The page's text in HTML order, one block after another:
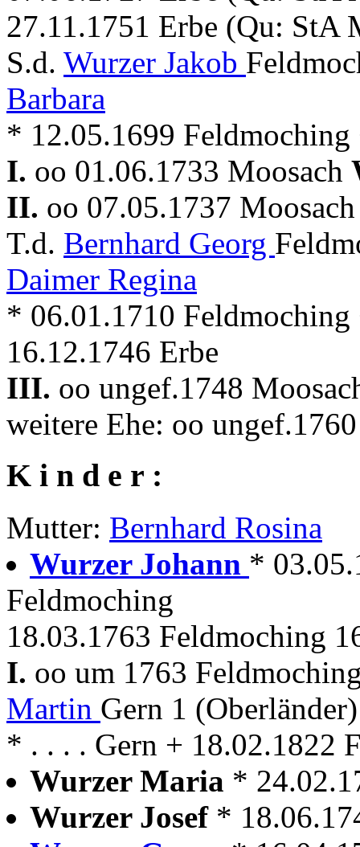
27.11.1751 Erbe (Qu: StA
S.d. Wurzer Jakob
Barbara
* 12.05.1699 Feldmoching
I. oo 01.06.1733 Moosach
II. oo 07.05.1737
T.d. Bernhard Georg
Daimer Regina
* 06.01.1710 Feldmoching
16.12.1746 Erbe
III. oo ungef.1748
weitere Ehe: oo
K i n d e r :
Mutter: Bernhard Rosina
Wurzer Johann *
Feldmoching
18.03.1763 Feldmoching
I. oo um 1763
Martin Gern 1 (Oberländer)
* . . . . Gern + 18.02.1822
Wurzer Maria *
Wurzer Josef *